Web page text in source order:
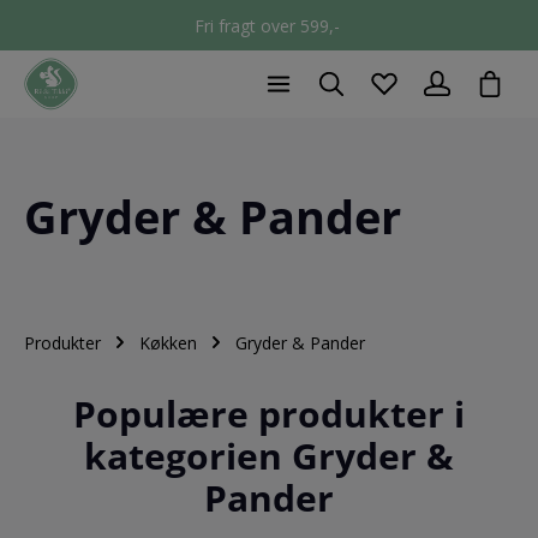
Fri fragt over 599,-
Gryder & Pander
Produkter Køkken Gryder & Pander
Populære produkter i
kategorien Gryder &
Pander